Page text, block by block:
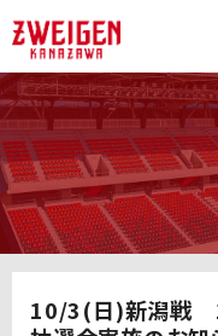
10/3(日)新潟戦 1